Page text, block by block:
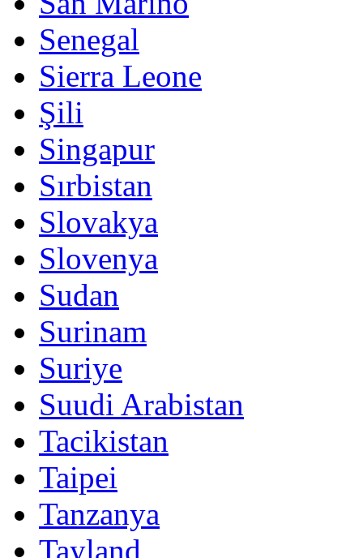
Senegal
Sierra Leone
Şili
Singapur
Sırbistan
Slovakya
Slovenya
Sudan
Surinam
Suriye
Suudi Arabistan
Tacikistan
Taipei
Tanzanya
Tayland